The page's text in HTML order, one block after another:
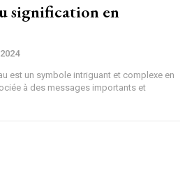
signification en
est un symbole intriguant et complexe en
à des messages importants et